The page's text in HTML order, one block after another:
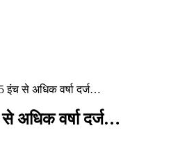
से अधिक वर्षा दर्ज…
अधिक वर्षा दर्ज…